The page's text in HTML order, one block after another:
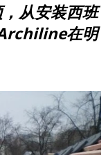
从安装西班
在明